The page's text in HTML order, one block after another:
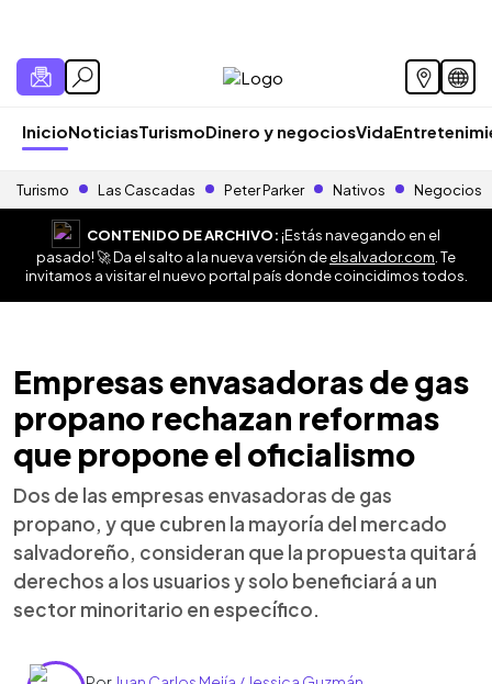
InicioNoticiasTurismoDinero y negociosVida
Turismo Las Cascadas Peter Parker Nativos Negocios
CONTENIDO DE ARCHIVO:¡Estás navegando en el
pasado! 🚀 Da el salto a la nueva versión deelsalvador.com . Te
invitamos a visitar el nuevo portal país donde coincidimos todos.
Empresas envasadoras de gas
propano rechazan reformas
que propone el oficialismo
Dos de las empresas envasadoras de gas
propano, y que cubren la mayoría del mercado
salvadoreño, consideran que la propuesta quitará
derechos a los usuarios y solo beneficiará a un
sector minoritario en específico.